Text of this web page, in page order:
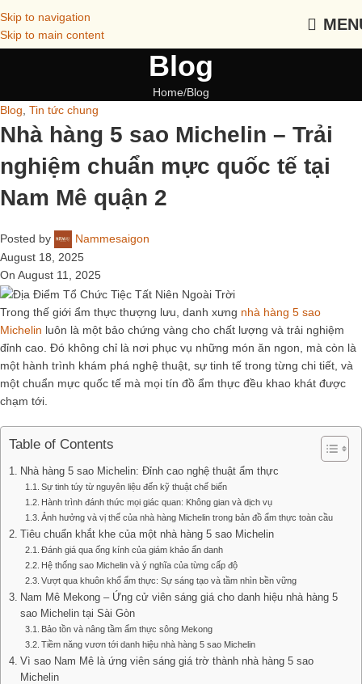
Skip to navigation
Skip to main content
Blog
Home Blog
Blog Tin tức chung
Nhà hàng 5 sao Michelin – Trải
nghiệm chuẩn mực quốc tế tại
Nam Mê quận 2
Posted by
Nammesaigon
August 18, 2025
On August 11, 2025
Trong thế giới ẩm thực thượng lưu, danh xưng nhà hàng 5 sao
Michelin luôn là một bảo chứng vàng cho chất lượng và trải nghiệm
đỉnh cao. Đó không chỉ là nơi phục vụ những món ăn ngon, mà còn là
một hành trình khám phá nghệ thuật, sự tinh tế trong từng chi tiết, và
một chuẩn mực quốc tế mà mọi tín đồ ẩm thực đều khao khát được
chạm tới.
Table of Contents
Nhà hàng 5 sao Michelin: Đỉnh cao nghệ thuật ẩm thực
Sự tinh túy từ nguyên liệu đến kỹ thuật chế biến
Hành trình đánh thức mọi giác quan: Không gian và dịch vụ
Ảnh hưởng và vị thế của nhà hàng Michelin trong bản đồ ẩm thực toàn cầu
Tiêu chuẩn khắt khe của một nhà hàng 5 sao Michelin
Đánh giá qua ống kính của giám khảo ẩn danh
Hệ thống sao Michelin và ý nghĩa của từng cấp độ
Vượt qua khuôn khổ ẩm thực: Sự sáng tạo và tầm nhìn bền vững
Nam Mê Mekong – Ứng cử viên sáng giá cho danh hiệu nhà hàng 5
sao Michelin tại Sài Gòn
Bảo tồn và nâng tầm ẩm thực sông Mekong
Tiềm năng vươn tới danh hiệu nhà hàng 5 sao Michelin
Vì sao Nam Mê là ứng viên sáng giá trờ thành nhà hàng 5 sao
Michelin